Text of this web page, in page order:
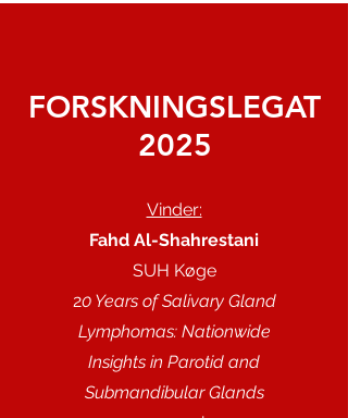
FORSKNINGSLEGAT
2025
Vinder:
Fahd Al-Shahrestani
SUH Køge
20 Years of Salivary Gland
Lymphomas: Nationwide
Insights in Parotid and
Submandibular Glands